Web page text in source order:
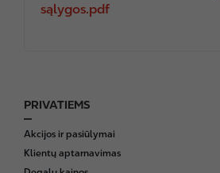
l
sąlygos.pdf
F
o
o
t
PRIVATIEMS
Akcijos ir pasiūlymai
Klientų aptarnavimas